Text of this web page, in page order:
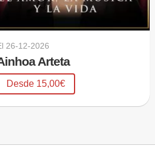
26-12-2026
Arteta
Desde 15,00€